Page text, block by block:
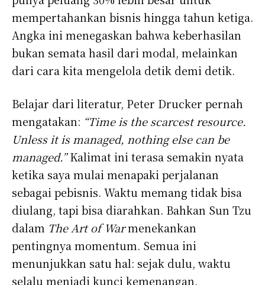
mempertahankan bisnis hingga tahun ketiga.
Angka ini menegaskan bahwa keberhasilan
bukan semata hasil dari modal, melainkan
dari cara kita mengelola detik demi detik.
Belajar dari literatur, Peter Drucker pernah
mengatakan: “Time is the scarcest resource.
Unless it is managed, nothing else can be
managed.”Kalimat ini terasa semakin nyata
ketika saya mulai menapaki perjalanan
sebagai pebisnis. Waktu memang tidak bisa
diulang, tapi bisa diarahkan. Bahkan Sun Tzu
dalam The Art of Warmenekankan
pentingnya momentum. Semua ini
menunjukkan satu hal: sejak dulu, waktu
selalu menjadi kunci kemenangan.